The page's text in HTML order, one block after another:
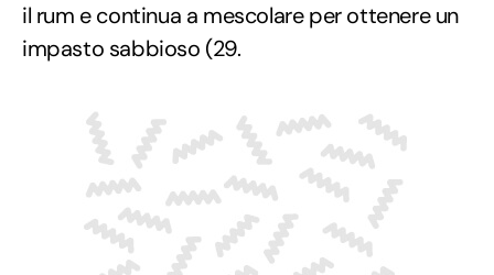
il rum e continua a mescolare per ottenere un
impasto sabbioso (29.